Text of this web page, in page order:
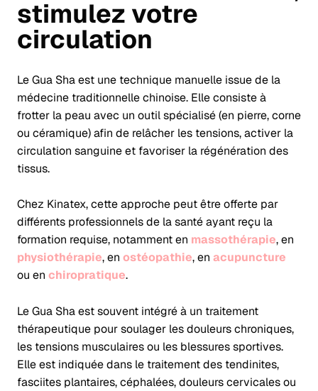
stimulez votre
circulation
Le Gua Sha est une technique manuelle issue de la
médecine traditionnelle chinoise. Elle consiste à
frotter la peau avec un outil spécialisé (en pierre, corne
ou céramique) afin de relâcher les tensions, activer la
circulation sanguine et favoriser la régénération des
tissus.
Chez Kinatex, cette approche peut être offerte par
différents professionnels de la santé ayant reçu la
formation requise, notamment en massothérapie, en
physiothérapie, en ostéopathie, en acupuncture
ou en chiropratique.
Le Gua Sha est souvent intégré à un traitement
thérapeutique pour soulager les douleurs chroniques,
les tensions musculaires ou les blessures sportives.
Elle est indiquée dans le traitement des tendinites,
fasciites plantaires, céphalées, douleurs cervicales ou